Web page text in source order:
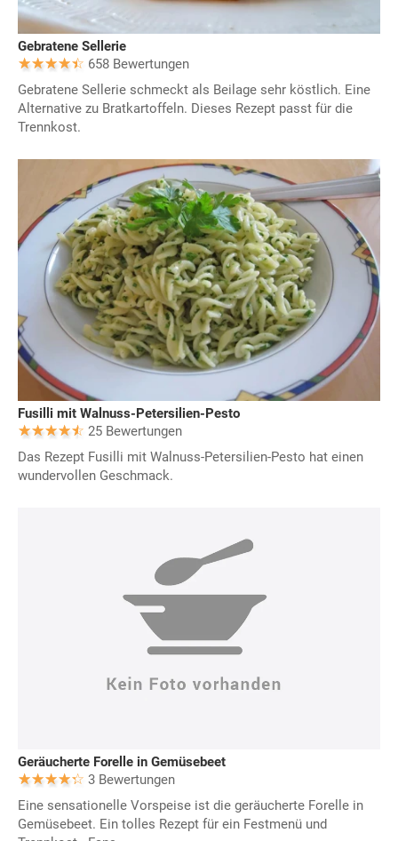
Gebratene Sellerie
658 Bewertungen
Gebratene Sellerie schmeckt als Beilage sehr köstlich. Eine
Alternative zu Bratkartoffeln. Dieses Rezept passt für die
Trennkost.
Fusilli mit Walnuss-Petersilien-Pesto
25 Bewertungen
Das Rezept Fusilli mit Walnuss-Petersilien-Pesto hat einen
wundervollen Geschmack.
Geräucherte Forelle in Gemüsebeet
3 Bewertungen
Eine sensationelle Vorspeise ist die geräucherte Forelle in
Gemüsebeet. Ein tolles Rezept für ein Festmenü und